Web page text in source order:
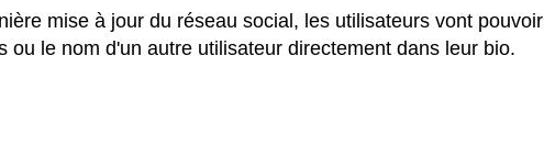
mise à jour du réseau social, les utilisateurs vont pouvoir
ou le nom d'un autre utilisateur directement dans leur bio.